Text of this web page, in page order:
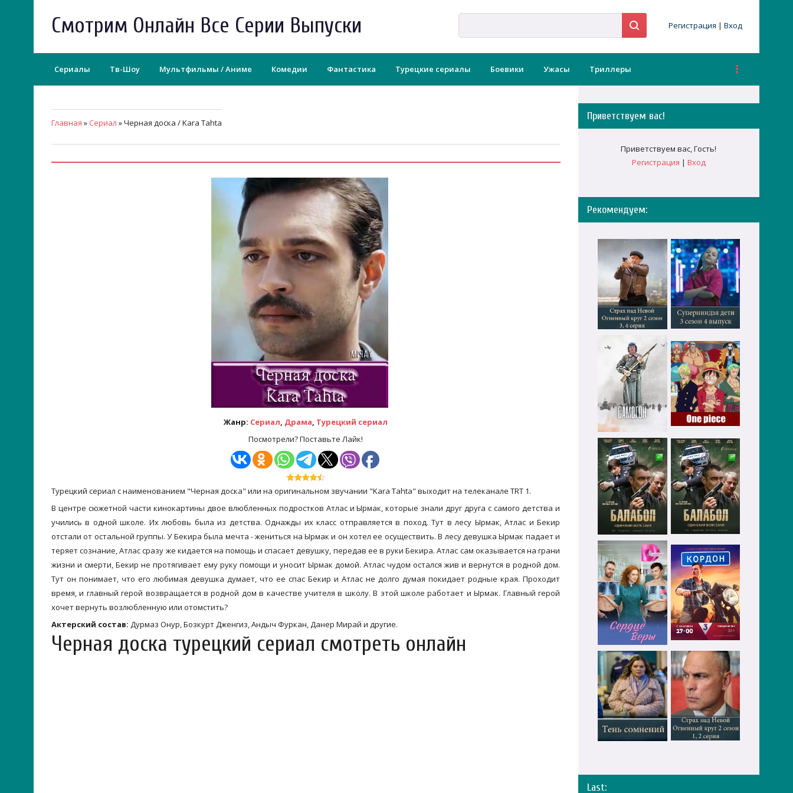
Смотрим Онлайн Все Серии Выпуски Регистрация | Вход
Сериалы Тв-Шоу Мультфильмы / Аниме Комедии Фантастика Турецкие сериалы Боевики Ужасы Триллеры
Главная » Сериал » Черная доска / Kara Tahta
Жанр: Сериал, Драма, Турецкий сериал
Посмотрели? Поставьте Лайк!
Турецкий сериал с наименованием "Черная доска" или на оригинальном звучании "Kara Tahta" выходит на телеканале TRT 1.
В центре сюжетной части кинокартины двое влюбленных подростков Атлас и Ырмак, которые знали друг друга с самого детства и
учились в одной школе. Их любовь была из детства. Однажды их класс отправляется в поход. Тут в лесу Ырмак, Атлас и Бекир
отстали от остальной группы. У Бекира была мечта - жениться на Ырмак и он хотел ее осуществить. В лесу девушка Ырмак падает и
теряет сознание, Атлас сразу же кидается на помощь и спасает девушку, передав ее в руки Бекира. Атлас сам оказывается на грани
жизни и смерти, Бекир не протягивает ему руку помощи и уносит Ырмак домой. Атлас чудом остался жив и вернутся в родной дом.
Тут он понимает, что его любимая девушка думает, что ее спас Бекир и Атлас не долго думая покидает родные края. Проходит
время, и главный герой возвращается в родной дом в качестве учителя в школу. В этой школе работает и Ырмак. Главный герой
хочет вернуть возлюбленную или отомстить?
Актерский состав: Дурмаз Онур, Бозкурт Дженгиз, Андыч Фуркан, Данер Мирай и другие.
Черная доска турецкий сериал смотреть онлайн
Приветствуем вас!
Приветствуем вас,Гость!
Регистрация | Вход
Рекомендуем:
Last: